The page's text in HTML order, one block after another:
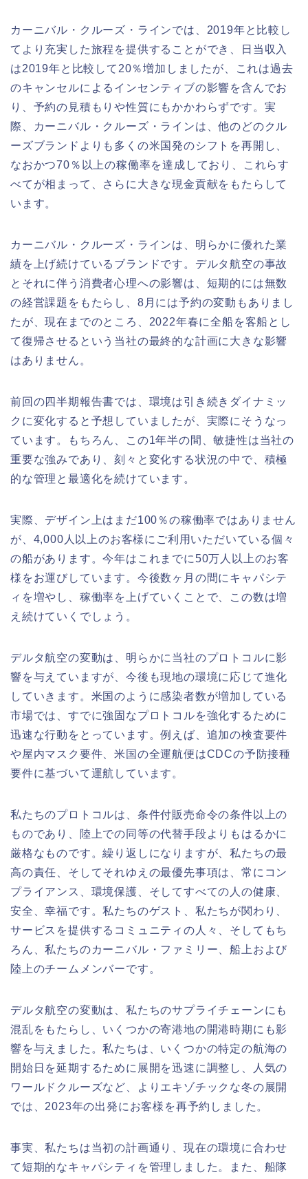
カーニバル・クルーズ・ラインでは、2019年と比較し
てより充実した旅程を提供することができ、日当収入
は2019年と比較して20％増加しましたが、これは過去
のキャンセルによるインセンティブの影響を含んでお
り、予約の見積もりや性質にもかかわらずです。実
際、カーニバル・クルーズ・ラインは、他のどのクル
ーズブランドよりも多くの米国発のシフトを再開し、
なおかつ70％以上の稼働率を達成しており、これらす
べてが相まって、さらに大きな現金貢献をもたらして
います。
カーニバル・クルーズ・ラインは、明らかに優れた業
績を上げ続けているブランドです。デルタ航空の事故
とそれに伴う消費者心理への影響は、短期的には無数
の経営課題をもたらし、8月には予約の変動もありまし
たが、現在までのところ、2022年春に全船を客船とし
て復帰させるという当社の最終的な計画に大きな影響
はありません。
前回の四半期報告書では、環境は引き続きダイナミッ
クに変化すると予想していましたが、実際にそうなっ
ています。もちろん、この1年半の間、敏捷性は当社の
重要な強みであり、刻々と変化する状況の中で、積極
的な管理と最適化を続けています。
実際、デザイン上はまだ100％の稼働率ではありません
が、4,000人以上のお客様にご利用いただいている個々
の船があります。今年はこれまでに50万人以上のお客
様をお運びしています。今後数ヶ月の間にキャパシテ
ィを増やし、稼働率を上げていくことで、この数は増
え続けていくでしょう。
デルタ航空の変動は、明らかに当社のプロトコルに影
響を与えていますが、今後も現地の環境に応じて進化
していきます。米国のように感染者数が増加している
市場では、すでに強固なプロトコルを強化するために
迅速な行動をとっています。例えば、追加の検査要件
や屋内マスク要件、米国の全運航便はCDCの予防接種
要件に基づいて運航しています。
私たちのプロトコルは、条件付販売命令の条件以上の
ものであり、陸上での同等の代替手段よりもはるかに
厳格なものです。繰り返しになりますが、私たちの最
高の責任、そしてそれゆえの最優先事項は、常にコン
プライアンス、環境保護、そしてすべての人の健康、
安全、幸福です。私たちのゲスト、私たちが関わり、
サービスを提供するコミュニティの人々、そしてもち
ろん、私たちのカーニバル・ファミリー、船上および
陸上のチームメンバーです。
デルタ航空の変動は、私たちのサプライチェーンにも
混乱をもたらし、いくつかの寄港地の開港時期にも影
響を与えました。私たちは、いくつかの特定の航海の
開始日を延期するために展開を迅速に調整し、人気の
ワールドクルーズなど、よりエキゾチックな冬の展開
では、2023年の出発にお客様を再予約しました。
事実、私たちは当初の計画通り、現在の環境に合わせ
て短期的なキャパシティを管理しました。また、船隊